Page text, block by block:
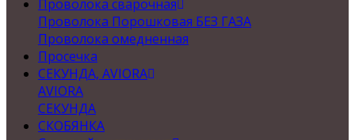
Проволока сварочная
Проволока Порошковая БЕЗ ГАЗА
Проволока омедненная
Просечка
СЕКУНДА, AVIORA
AVIORA
СЕКУНДА
СКОБЯНКА